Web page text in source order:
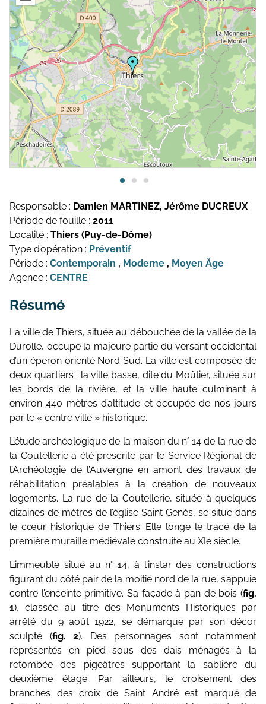
Topographie et Photogrammétrie
Drones
Inventaires du patrimoine
Systèmes d’information géographique
HArpage
La formation QGIS
Études du mobilier
Études géoarchéologiques
Communication et Valorisation
Publications de l’équipe
Responsable : Damien MARTINEZ, Jérôme DUCREUX
Période de fouille : 2011
Localité : Thiers (Puy-de-Dôme)
Type d’opération : Préventif
Période : Contemporain , Moderne , Moyen Âge
Agence : CENTRE
Résumé
La ville de Thiers, située au débouchée de la vallée de la
Durolle, occupe la majeure partie du versant occidental
d’un éperon orienté Nord Sud. La ville est composée de
deux quartiers : la ville basse, dite du Moûtier, située sur
les bords de la rivière, et la ville haute culminant à
environ 440 mètres d’altitude et occupée de nos jours
par le « centre ville » historique.
L’étude archéologique de la maison du n° 14 de la rue de
la Coutellerie a été prescrite par le Service Régional de
l’Archéologie de l’Auvergne en amont des travaux de
réhabilitation préalables à la création de nouveaux
logements. La rue de la Coutellerie, située à quelques
dizaines de mètres de l’église Saint Genès, se situe dans
le cœur historique de Thiers. Elle longe le tracé de la
première muraille médiévale construite au XIe siècle.
L’immeuble situé au n° 14, à l’instar des constructions
figurant du côté pair de la moitié nord de la rue, s’appuie
contre l’enceinte primitive. Sa façade à pan de bois (fig.
1), classée au titre des Monuments Historiques par
arrêté du 9 août 1922, se démarque par son décor
sculpté (fig. 2). Des personnages sont notamment
représentés en pied sous des dais ménagés à la
retombée des pigeâtres supportant la sablière du
deuxième étage. Par ailleurs, le croisement des
branches des croix de Saint André est marqué de